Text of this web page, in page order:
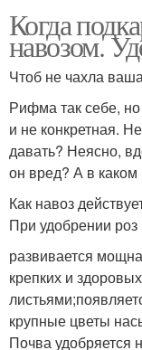
Когда
навозом.
Чтоб не чахла
Рифма так себе,
и не конкретная.
давать? Неясно,
он вред? А в
Как навоз
При удобрении роз
развивается
крепких и
крупные цветы
Почва удобряется